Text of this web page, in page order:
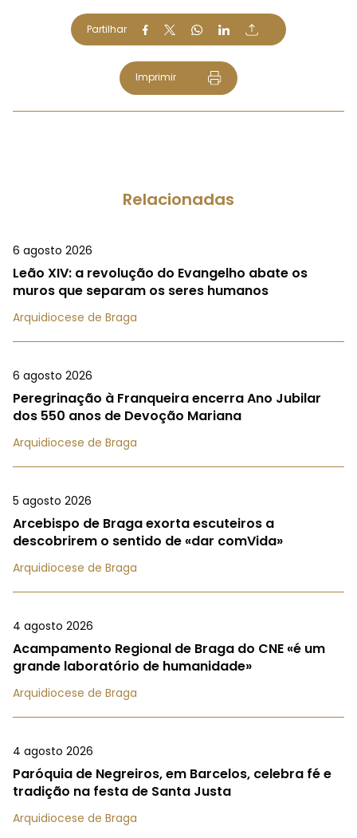
Partilhar
Imprimir
Relacionadas
6 agosto 2026
Leão XIV: a revolução do Evangelho abate os
muros que separam os seres humanos
Arquidiocese de Braga
6 agosto 2026
Peregrinação à Franqueira encerra Ano Jubilar
dos 550 anos de Devoção Mariana
Arquidiocese de Braga
5 agosto 2026
Arcebispo de Braga exorta escuteiros a
descobrirem o sentido de «dar comVida»
Arquidiocese de Braga
4 agosto 2026
Acampamento Regional de Braga do CNE «é um
grande laboratório de humanidade»
Arquidiocese de Braga
4 agosto 2026
Paróquia de Negreiros, em Barcelos, celebra fé e
tradição na festa de Santa Justa
Arquidiocese de Braga